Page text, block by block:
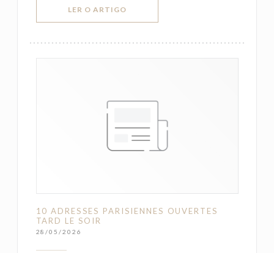
LER O ARTIGO((ABRE NUMA NOVA JANELA))
10 ADRESSES PARISIENNES OUVERTES
TARD LE SOIR
28/05/2026